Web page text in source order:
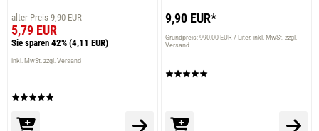
alter Preis 9,90 EUR
5,79 EUR
Sie sparen 42% (4,11 EUR)
inkl. MwSt. zzgl. Versand
9,90 EUR*
Grundpreis: 990,00 EUR / Liter inkl. MwSt. zzgl.
Versand